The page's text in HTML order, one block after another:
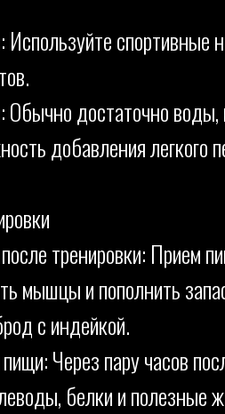
спортивные
Обычно достаточно
добавления легкого
тренировки: Прием
мышцы и пополнить
с индейкой.
Через пару часов
белки и полезные